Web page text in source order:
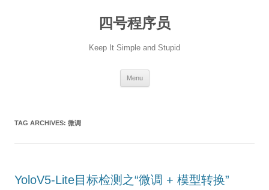
四号程序员
Keep It Simple and Stupid
Menu
TAG ARCHIVES: 微调
YoloV5-Lite目标检测之“微调 + 模型转换”